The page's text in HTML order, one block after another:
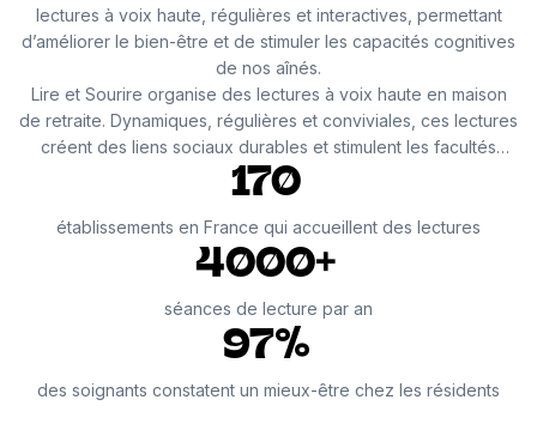
lectures à voix haute, régulières et interactives, permettant
d’améliorer le bien-être et de stimuler les capacités cognitives
de nos aînés.
Lire et Sourire organise des lectures à voix haute en maison
de retraite. Dynamiques, régulières et conviviales, ces lectures
créent des liens sociaux durables et stimulent les facultés
cognitives des résidents. Par son accessibilité et sa simplicité,
la lecture permet une large mobilisation citoyenne pour
changer le regard sur le grand âge et renforcer les solidarités
intergénérationnelles.
170
établissements en France qui accueillent des lectures
4000+
séances de lecture par an
97%
des soignants constatent un mieux-être chez les résidents